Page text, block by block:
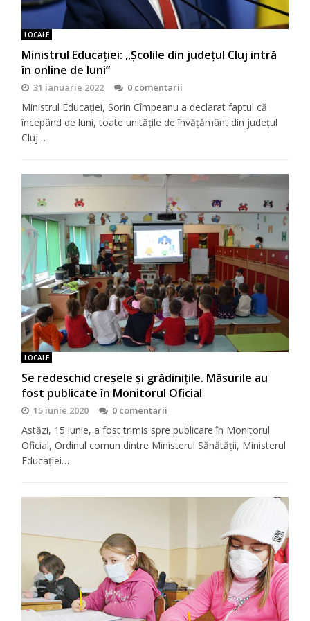
LOCALE
Ministrul Educației: ,,Școlile din județul Cluj intră
în online de luni”
31 ianuarie 2022 0 comentarii
Ministrul Educației, Sorin Cîmpeanu a declarat faptul că
începând de luni, toate unitățile de învățământ din județul
Cluj…
LOCALE
Se redeschid creșele și grădinițile. Măsurile au
fost publicate în Monitorul Oficial
15 iunie 2020 0 comentarii
Astăzi, 15 iunie, a fost trimis spre publicare în Monitorul
Oficial, Ordinul comun dintre Ministerul Sănătății, Ministerul
Educației…